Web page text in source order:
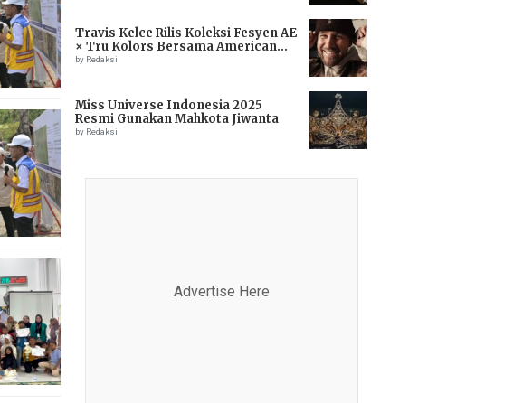
Travis Kelce Rilis Koleksi Fesyen AE
× Tru Kolors Bersama American
Eagle
by Redaksi
Miss Universe Indonesia 2025
Resmi Gunakan Mahkota Jiwanta
by Redaksi
Advertise Here